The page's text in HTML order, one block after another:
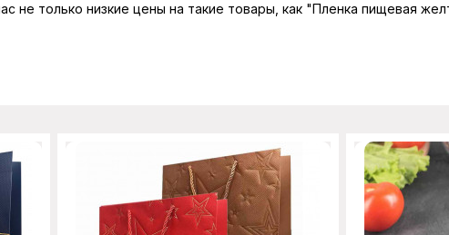
не только низкие цены на такие товары, как "Пленка пищевая